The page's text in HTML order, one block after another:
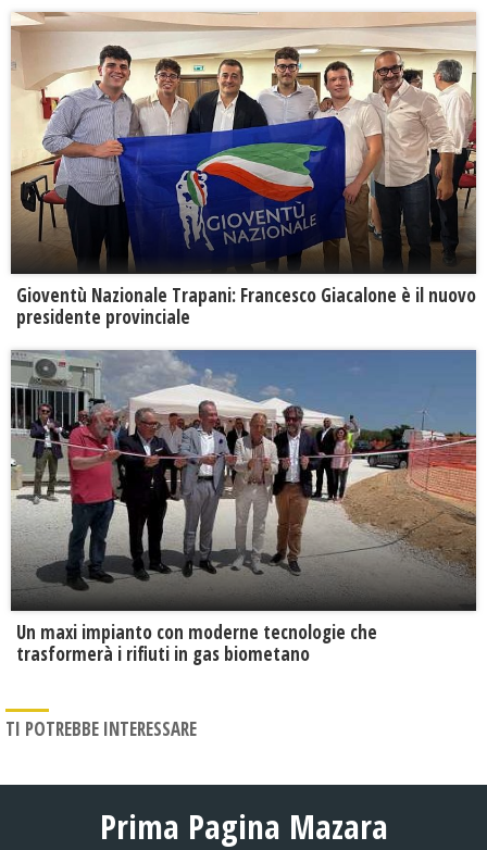
Gioventù Nazionale Trapani: Francesco Giacalone è il nuovo
presidente provinciale
Un maxi impianto con moderne tecnologie che
trasformerà i rifiuti in gas biometano
TI POTREBBE INTERESSARE
Prima Pagina Mazara